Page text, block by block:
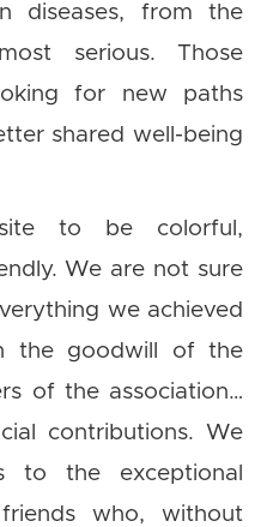
diseases, from the
serious. Those
for new paths
shared well-being
to be colorful,
We are not sure
we achieved
the goodwill of the
of the association…
contributions. We
to the exceptional
who, without